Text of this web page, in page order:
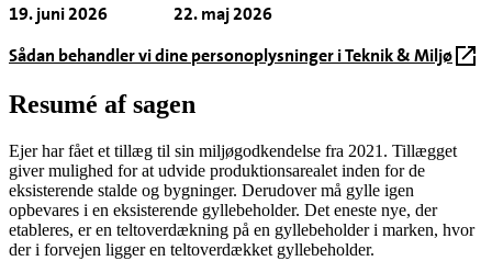
19. juni 2026
22. maj 2026
Sådan behandler vi dine personoplysninger i Teknik & Miljø
Resumé af sagen
Ejer har fået et tillæg til sin miljøgodkendelse fra 2021. Tillægget
giver mulighed for at udvide produktionsarealet inden for de
eksisterende stalde og bygninger. Derudover må gylle igen
opbevares i en eksisterende gyllebeholder. Det eneste nye, der
etableres, er en teltoverdækning på en gyllebeholder i marken, hvor
der i forvejen ligger en teltoverdækket gyllebeholder.